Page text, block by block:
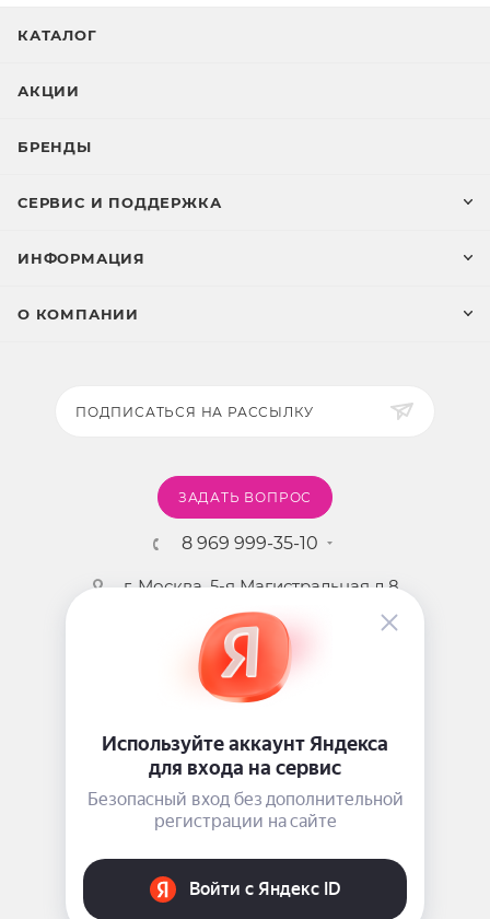
КАТАЛОГ
АКЦИИ
БРЕНДЫ
СЕРВИС И ПОДДЕРЖКА
ИНФОРМАЦИЯ
О КОМПАНИИ
ПОДПИСАТЬСЯ НА РАССЫЛКУ
ЗАДАТЬ ВОПРОС
8 969 999-35-10
г. Москва, 5-я Магистральная д.8
2009 - 2026 ©Pink-Girl.ru